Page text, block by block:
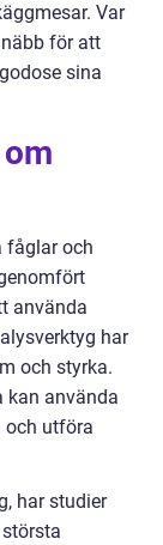
Var
för att
sina
fåglar och
använda
har
och styrka.
kan använda
och utföra
har studier